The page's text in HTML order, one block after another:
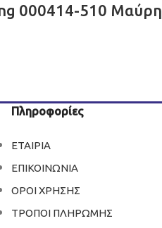
000414-510 Μαύρη
Πληροφορίες
ΕΤΑΙΡΙΑ
ΕΠΙΚΟΙΝΩΝΙΑ
ΟΡΟΙ ΧΡΗΣΗΣ
ΤΡΟΠΟΙ ΠΛΗΡΩΜΗΣ